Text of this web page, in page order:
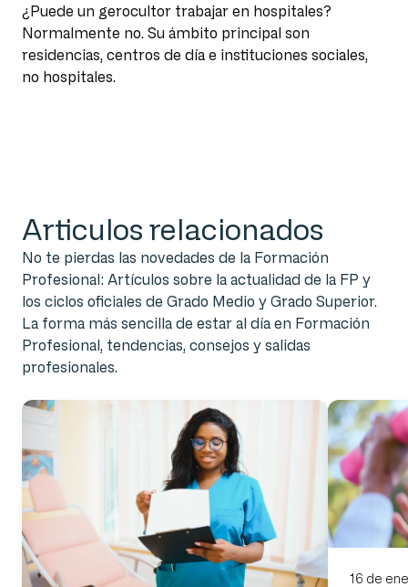
¿Puede un gerocultor trabajar en hospitales?
Normalmente no. Su ámbito principal son
residencias, centros de día e instituciones sociales,
no hospitales.
Articulos relacionados
No te pierdas las novedades de la Formación
Profesional: Artículos sobre la actualidad de la FP y
los ciclos oficiales de Grado Medio y Grado Superior.
La forma más sencilla de estar al día en Formación
Profesional, tendencias, consejos y salidas
profesionales.
16 de